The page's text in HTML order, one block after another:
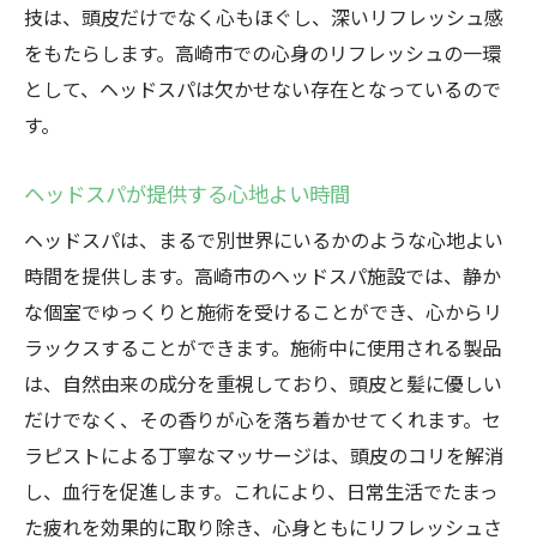
技は、頭皮だけでなく心もほぐし、深いリフレッシュ感
をもたらします。高崎市での心身のリフレッシュの一環
として、ヘッドスパは欠かせない存在となっているので
す。
ヘッドスパが提供する心地よい時間
ヘッドスパは、まるで別世界にいるかのような心地よい
時間を提供します。高崎市のヘッドスパ施設では、静か
な個室でゆっくりと施術を受けることができ、心からリ
ラックスすることができます。施術中に使用される製品
は、自然由来の成分を重視しており、頭皮と髪に優しい
だけでなく、その香りが心を落ち着かせてくれます。セ
ラピストによる丁寧なマッサージは、頭皮のコリを解消
し、血行を促進します。これにより、日常生活でたまっ
た疲れを効果的に取り除き、心身ともにリフレッシュさ